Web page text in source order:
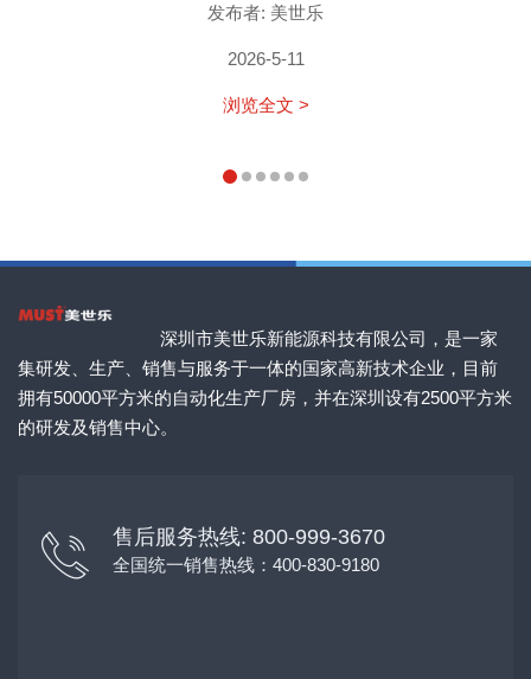
发布者: 美世乐
2026-5-11
浏览全文 >
深圳市美世乐新能源科技有限公司，是一家
集研发、生产、销售与服务于一体的国家高新技术企业，目前
拥有50000平方米的自动化生产厂房，并在深圳设有2500平方米
的研发及销售中心。
售后服务热线: 800-999-3670
全国统一销售热线：400-830-9180